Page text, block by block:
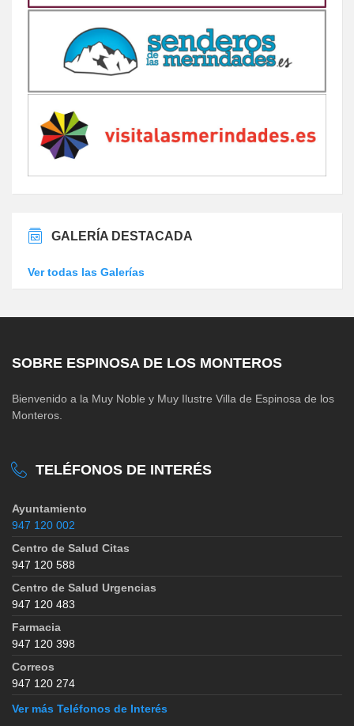
GALERÍA DESTACADA
Ver todas las Galerías
SOBRE ESPINOSA DE LOS MONTEROS
Bienvenido a la Muy Noble y Muy Ilustre Villa de Espinosa de los
Monteros.
TELÉFONOS DE INTERÉS
Ayuntamiento
947 120 002
Centro de Salud Citas
947 120 588
Centro de Salud Urgencias
947 120 483
Farmacia
947 120 398
Correos
947 120 274
Ver más Teléfonos de Interés